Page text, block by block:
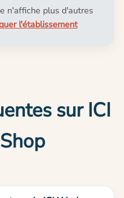
n'affiche plus d'autres
l'établissement
sur ICI